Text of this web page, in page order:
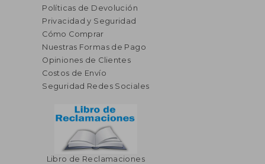
Políticas de Devolución
Privacidad y Seguridad
Cómo Comprar
Nuestras Formas de Pago
Opiniones de Clientes
Costos de Envío
Seguridad Redes Sociales
Libro de Reclamaciones